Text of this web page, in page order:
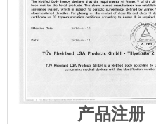
产品